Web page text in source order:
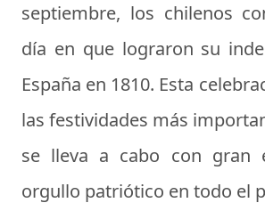
septiembre, los chilenos
día en que lograron su
España en 1810. Esta
las festividades más
se lleva a cabo con gran
orgullo patriótico en todo el